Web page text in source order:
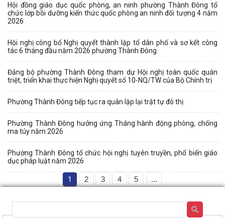
Hội đồng giáo dục quốc phòng, an ninh phường Thành Đông tổ
chức lớp bồi dưỡng kiến thức quốc phòng an ninh đối tượng 4 năm
2026
Hội nghị công bố Nghị quyết thành lập tổ dân phố và sơ kết công
tác 6 tháng đầu năm 2026 phường Thành Đông
Đảng bộ phường Thành Đông tham dự Hội nghị toàn quốc quán
triệt, triển khai thực hiện Nghị quyết số 10-NQ/TW của Bộ Chính trị
Phường Thành Đông tiếp tục ra quân lập lại trật tự đô thị
Phường Thành Đông hưởng ứng Tháng hành động phòng, chống
ma túy năm 2026
Phường Thành Đông tổ chức hội nghị tuyên truyền, phổ biến giáo
dục pháp luật năm 2026
1 2 3 4 5 ...